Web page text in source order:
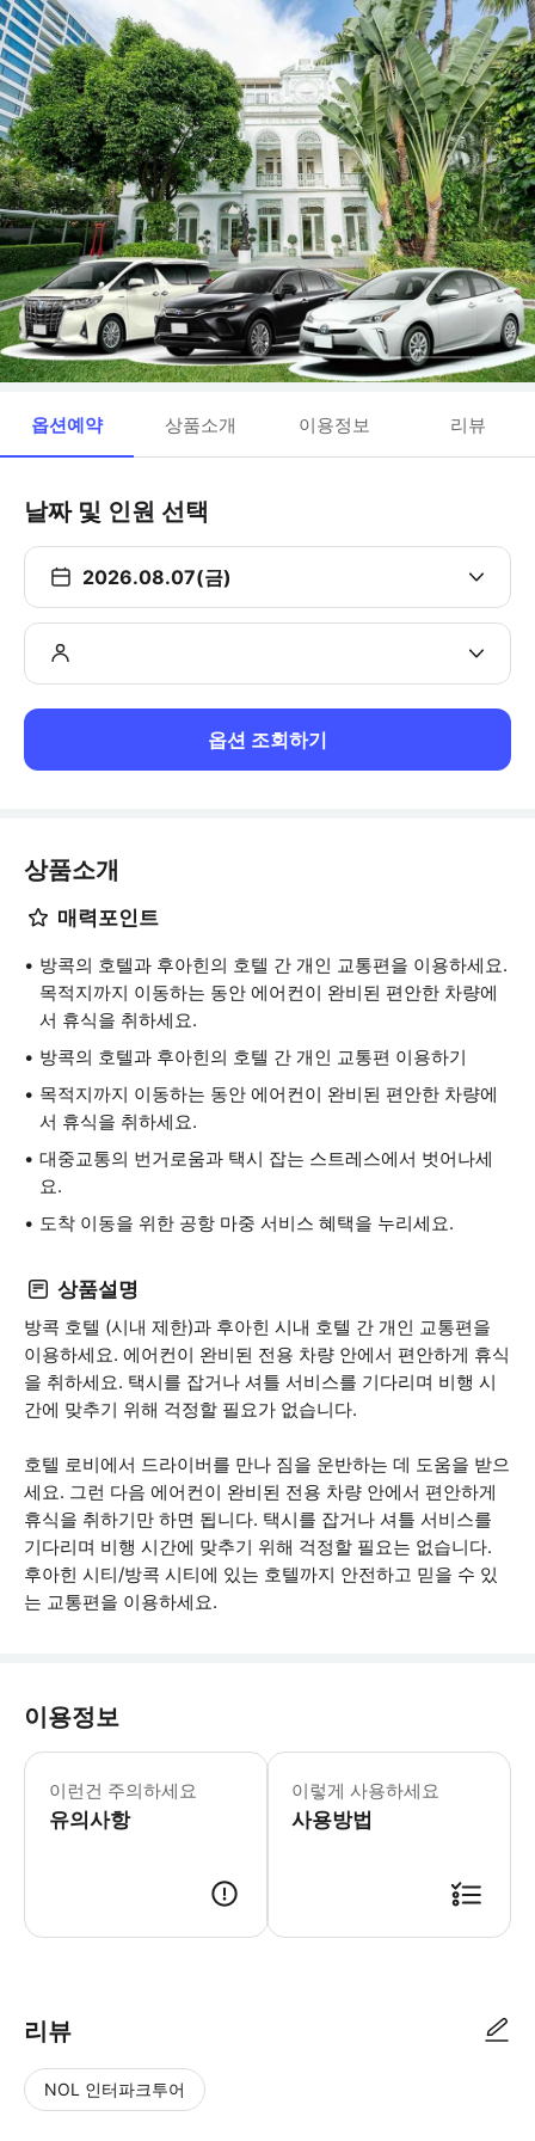
옵션예약 상품소개 이용정보 리뷰
날짜 및 인원 선택
2026.08.07(금)
옵션 조회하기
상품소개
매력포인트
방콕의 호텔과 후아힌의 호텔 간 개인 교통편을 이용하세요.
목적지까지 이동하는 동안 에어컨이 완비된 편안한 차량에
서 휴식을 취하세요.
방콕의 호텔과 후아힌의 호텔 간 개인 교통편 이용하기
목적지까지 이동하는 동안 에어컨이 완비된 편안한 차량에
서 휴식을 취하세요.
대중교통의 번거로움과 택시 잡는 스트레스에서 벗어나세
요.
도착 이동을 위한 공항 마중 서비스 혜택을 누리세요.
상품설명
방콕 호텔 (시내 제한)과 후아힌 시내 호텔 간 개인 교통편을
이용하세요. 에어컨이 완비된 전용 차량 안에서 편안하게 휴식
을 취하세요. 택시를 잡거나 셔틀 서비스를 기다리며 비행 시
간에 맞추기 위해 걱정할 필요가 없습니다.
호텔 로비에서 드라이버를 만나 짐을 운반하는 데 도움을 받으
세요. 그런 다음 에어컨이 완비된 전용 차량 안에서 편안하게
휴식을 취하기만 하면 됩니다. 택시를 잡거나 셔틀 서비스를
기다리며 비행 시간에 맞추기 위해 걱정할 필요는 없습니다.
후아힌 시티/방콕 시티에 있는 호텔까지 안전하고 믿을 수 있
는 교통편을 이용하세요.
이용정보
이런건 주의하세요
유의사항
호텔 또는 숙소 이름을 포함하여 픽
이렇게 사용하세요
사용방법
리뷰
NOL 인터파크투어